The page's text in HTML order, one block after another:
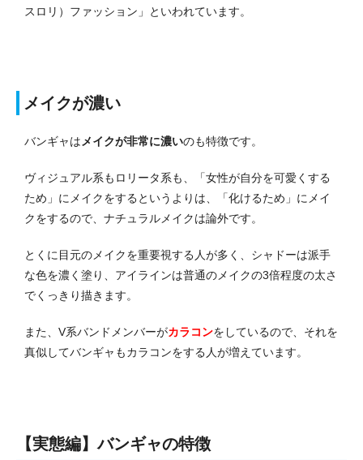
スロリ）ファッション」といわれています。
メイクが濃い
バンギャは メイクが非常に濃いのも特徴です。
ヴィジュアル系もロリータ系も、「女性が自分を可愛くする
ため」にメイクをするというよりは、「化けるため」にメイ
クをするので、ナチュラルメイクは論外です。
とくに目元のメイクを重要視する人が多く、シャドーは派手
な色を濃く塗り、アイラインは普通のメイクの3倍程度の太さ
でくっきり描きます。
また、V系バンドメンバーがカラコンをしているので、それを
真似してバンギャもカラコンをする人が増えています。
【実態編】バンギャの特徴